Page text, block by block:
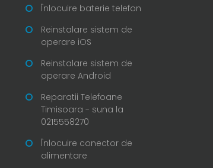
Înlocuire baterie telefon
Reinstalare sistem de
operare iOS
Reinstalare sistem de
operare Android
Reparatii Telefoane
Timisoara - suna la
0215558270
Înlocuire conector de
alimentare